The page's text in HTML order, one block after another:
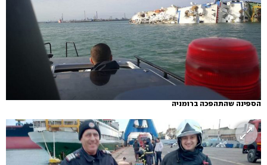
הספינה שהתהפכה ברומניה